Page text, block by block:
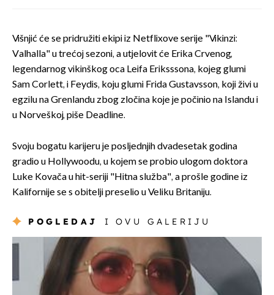
Višnjić će se pridružiti ekipi iz Netflixove serije "Vikinzi:
Valhalla" u trećoj sezoni, a utjelovit će Erika Crvenog,
legendarnog vikinškog oca Leifa Eriksssona, kojeg glumi
Sam Corlett, i Feydis, koju glumi Frida Gustavsson, koji živi u
egzilu na Grenlandu zbog zločina koje je počinio na Islandu i
u Norveškoj, piše Deadline.
Svoju bogatu karijeru je posljednjih dvadesetak godina
gradio u Hollywoodu, u kojem se probio ulogom doktora
Luke Kovača u hit-seriji "Hitna služba", a prošle godine iz
Kalifornije se s obitelji preselio u Veliku Britaniju.
POGLEDAJ I OVU GALERIJU